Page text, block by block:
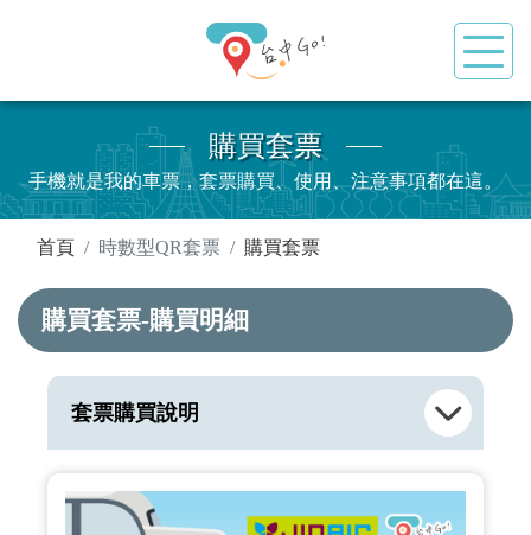
購買套票
手機就是我的車票，套票購買、使用、注意事項都在這。
首頁 時數型QR套票 購買套票
購買套票-購買明細
套票購買說明